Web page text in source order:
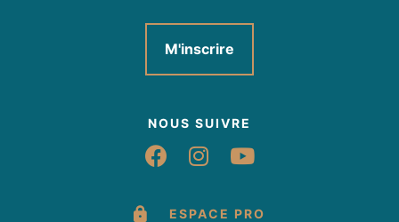
M'inscrire
NOUS SUIVRE
Suivez-nous sur
Suivez-nous sur
Suivez-nous
ESPACE PRO